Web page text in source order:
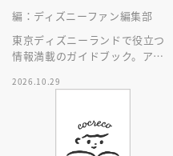
編：ディズニーファン編集部
東京ディズニーランドで役立つ
情報満載のガイドブック。アト
ン、グッズまでが１冊に！
2026.10.29